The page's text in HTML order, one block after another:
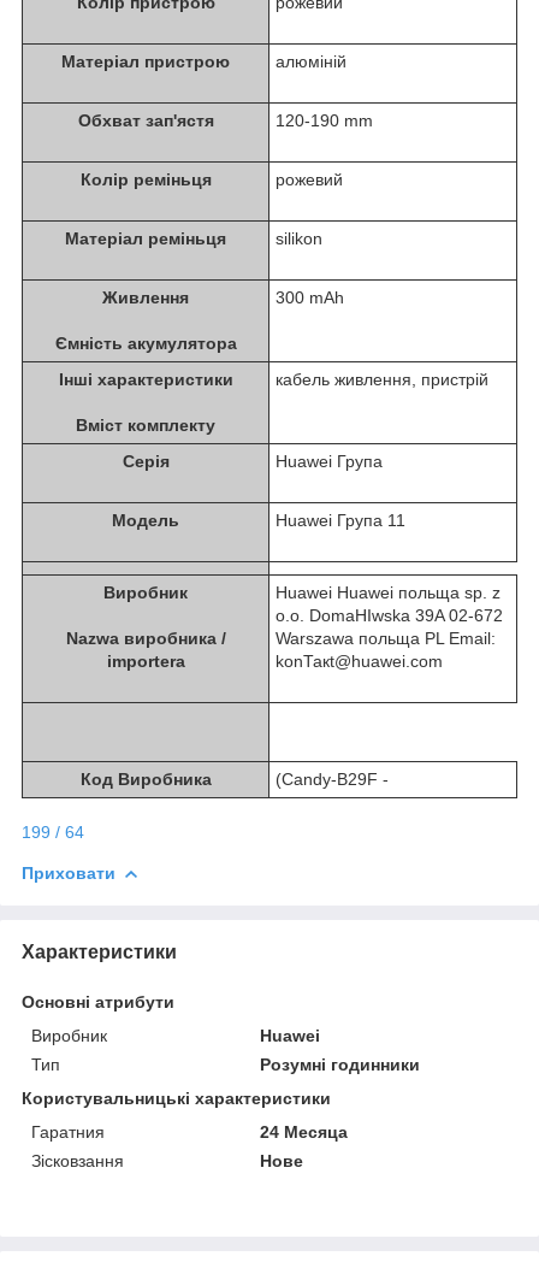
Матеріал пристрою алюміній
Обхват зап'ястя 120-190 mm
Колір реміньця рожевий
Матеріал реміньця silikon
Живлення
Ємність акумулятора
300 mAh
Інші характеристики
Вміст комплекту
кабель живлення, пристрій
Серія Huawei Група
Модель Huawei Група 11
Виробник
Nazwa виробника /
importera
Huawei Huawei польща sp. z
o.o. DomaНІwska 39A 02-672
Warszawa польща PL Email:
konТакt@huawei.com
Код Виробника (Candy-B29F -
199 / 64
Приховати
Характеристики
Основні атрибути
Виробник
Huawei
Тип
Розумні годинники
Користувальницькі характеристики
Гаратния
24 Месяца
Зісковзання
Нове